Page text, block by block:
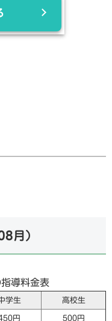
月）
導料金表
学生 高校生
円 500円